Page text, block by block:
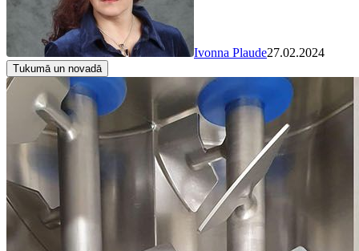
Ivonna Plaude27.02.2024
Tukumā un novadā